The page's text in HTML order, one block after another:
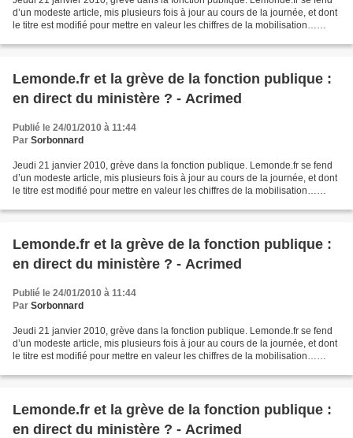
d’un modeste article, mis plusieurs fois à jour au cours de la journée, et dont
le titre est modifié pour mettre en valeur les chiffres de la mobilisation…
Lemonde.fr et la grève de la fonction publique :
en direct du ministère ? - Acrimed
Publié le 24/01/2010 à 11:44
Par Sorbonnard
Jeudi 21 janvier 2010, grève dans la fonction publique. Lemonde.fr se fend
d’un modeste article, mis plusieurs fois à jour au cours de la journée, et dont
le titre est modifié pour mettre en valeur les chiffres de la mobilisation…
Lemonde.fr et la grève de la fonction publique :
en direct du ministère ? - Acrimed
Publié le 24/01/2010 à 11:44
Par Sorbonnard
Jeudi 21 janvier 2010, grève dans la fonction publique. Lemonde.fr se fend
d’un modeste article, mis plusieurs fois à jour au cours de la journée, et dont
le titre est modifié pour mettre en valeur les chiffres de la mobilisation…
Lemonde.fr et la grève de la fonction publique :
en direct du ministère ? - Acrimed